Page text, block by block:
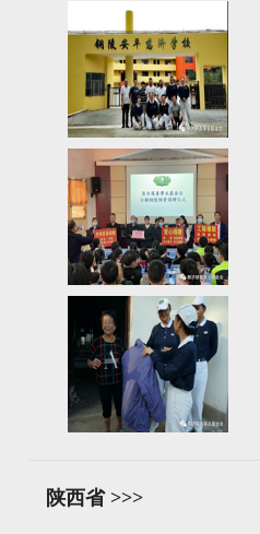
陕西省 >>>